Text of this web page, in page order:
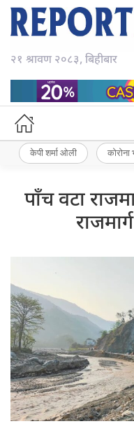
२१ श्रावण २०८३, बिहीबार
केपी शर्मा ओली कोरोना
पाँच वटा